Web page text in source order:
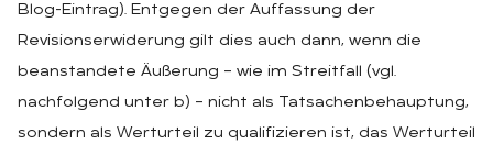
Blog-Eintrag). Entgegen der Auffassung der
Revisionserwiderung gilt dies auch dann, wenn die
beanstandete Äußerung – wie im Streitfall (vgl.
nachfolgend unter b) – nicht als Tatsachenbehauptung,
sondern als Werturteil zu qualifizieren ist, das Werturteil